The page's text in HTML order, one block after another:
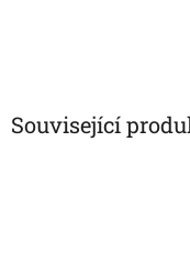
Související